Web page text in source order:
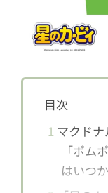
目次
1 マクド
「ポム
はいつ